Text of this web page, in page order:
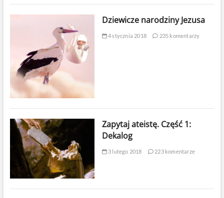
Dziewicze narodziny Jezusa
4 stycznia 2018 235 komentarzy
Zapytaj ateistę. Część 1:
Dekalog
3 lutego 2018 223 komentarze